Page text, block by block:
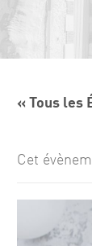
« Tous les
Cet